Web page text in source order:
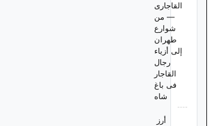
القاجاری
— من
شوارع
طهران
إلى أزیاء
رجال
القاجار
فی باغ
شاه
أرز